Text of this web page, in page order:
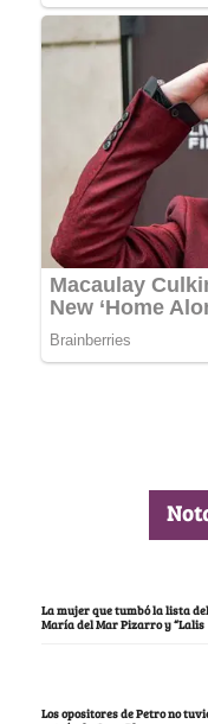
La mujer que tumbó la lista
María del Mar Pizarro y “Lalis
Los opositores de Petro no